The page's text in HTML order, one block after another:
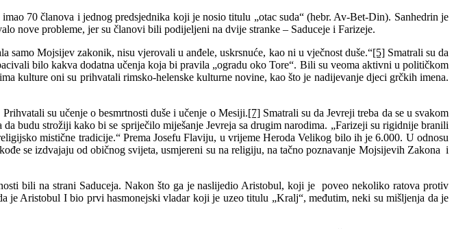
70 članova i jednog predsjednika koji je nosio titulu „otac suda“ (hebr. Av-Bet-Din). Sanhedrin je
nove probleme, jer su članovi bili podijeljeni na dvije stranke – Saduceje i Farizeje.
Mojsijev zakonik, nisu vjerovali u anđele, uskrsnuće, kao ni u vječnost duše.“[5]Smatrali su da
bilo kakva dodatna učenja koja bi pravila „ogradu oko Tore“. Bili su veoma aktivni u političkom
kulture oni su prihvatali rimsko-helenske kulturne novine, kao što je nadijevanje djeci grčkih imena.
su učenje o besmrtnosti duše i učenje o Mesiji.[7]Smatrali su da Jevreji treba da se u svakom
budu strožiji kako bi se spriječilo miješanje Jevreja sa drugim narodima. „Farizeji su rigidnije branili
mistične tradicije.“ Prema Josefu Flaviju, u vrijeme Heroda Velikog bilo ih je 6.000. U odnosu
se izdvajaju od običnog svijeta, usmjereni su na religiju, na tačno poznavanje Mojsijevih Zakona i
bili na strani Saduceja. Nakon što ga je naslijedio Aristobul, koji je poveo nekoliko ratova protiv
je Aristobul I bio prvi hasmonejski vladar koji je uzeo titulu „Kralj“, međutim, neki su mišljenja da je